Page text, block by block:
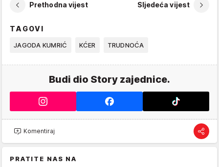
Prethodna vijest Sljedeća vijest
TAGOVI
JAGODA KUMRIĆ KĆER TRUDNOĆA
Budi dio Story zajednice.
Komentiraj
PRATITE NAS NA